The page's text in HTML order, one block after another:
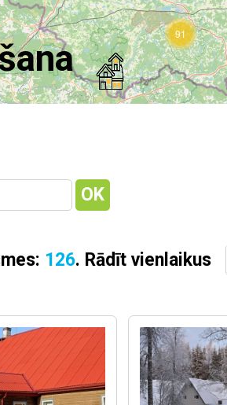
91
126. Rādīt vienlaikus